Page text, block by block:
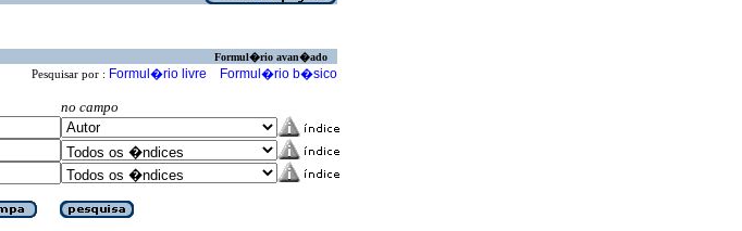
Formul�rio avan�ado
Pesquisar por : Formul�rio livre Formul�rio b�sico
no campo